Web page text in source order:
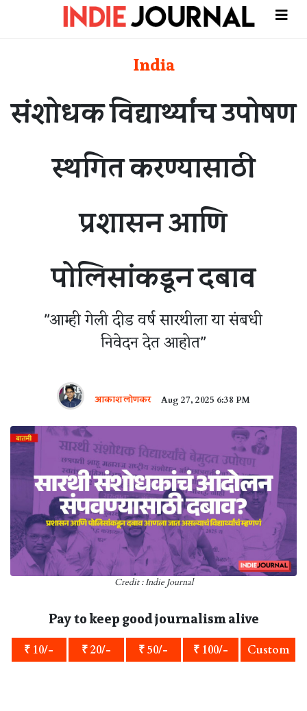
India
संशोधक विद्यार्थ्यांच उपोषण
स्थगित करण्यासाठी
प्रशासन आणि
पोलिसांकडून दबाव
"आम्ही गेली दीड वर्ष सारथीला या संबधी
निवेदन देत आहोत"
आकाश लोणकर Aug 27, 2025 6:38 PM
Credit : Indie Journal
Pay to keep good journalism alive
₹ 10/- ₹ 20/- ₹ 50/- ₹ 100/- Custom